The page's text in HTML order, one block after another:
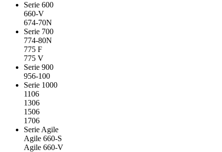
Serie 600
660-V
674-70N
Serie 700
774-80N
775 F
775 V
Serie 900
956-100
Serie 1000
1106
1306
1506
1706
Serie Agile
Agile 660-S
Agile 660-V